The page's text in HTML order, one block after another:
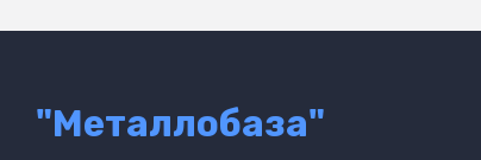
"Металлобаза"